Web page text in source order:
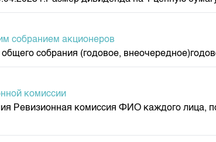
собранием акционеров
собрания (годовое,
комиссии
Ревизионная комиссия ФИО каждого лица,